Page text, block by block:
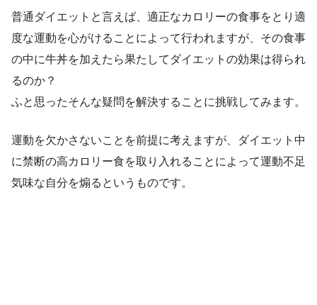
普通ダイエットと言えば、適正なカロリーの食事をとり適
度な運動を心がけることによって行われますが、その食事
の中に牛丼を加えたら果たしてダイエットの効果は得られ
るのか？
ふと思ったそんな疑問を解決することに挑戦してみます。
運動を欠かさないことを前提に考えますが、ダイエット中
に禁断の高カロリー食を取り入れることによって運動不足
気味な自分を煽るというものです。